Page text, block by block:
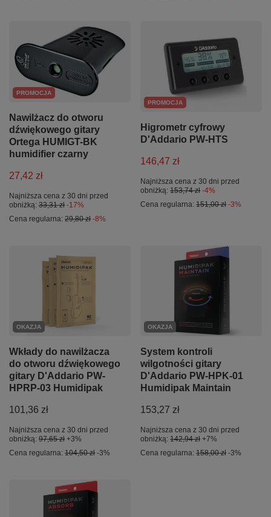
PROMOCJA
Nawilżacz do otworu
dźwiękowego gitary
Ortega HUMIGT-BK
humidifier czarny
27,42 zł
Najniższa cena z 30 dni przed
obniżką: 33,31 zł -17%
Cena regularna: 29,80 zł -8%
PROMOCJA
Higrometr cyfrowy
D'Addario PW-HTS
146,47 zł
Najniższa cena z 30 dni przed
obniżką: 153,74 zł -4%
Cena regularna: 151,00 zł -3%
OKAZJA
Wkłady do nawilżacza
do otworu dźwiękowego
gitary D'Addario PW-
HPRP-03 Humidipak
101,36 zł
Najniższa cena z 30 dni przed
obniżką: 97,65 zł +3%
Cena regularna: 104,50 zł -3%
OKAZJA
System kontroli
wilgotności gitary
D'Addario PW-HPK-01
Humidipak Maintain
153,27 zł
Najniższa cena z 30 dni przed
obniżką: 142,94 zł +7%
Cena regularna: 158,00 zł -3%